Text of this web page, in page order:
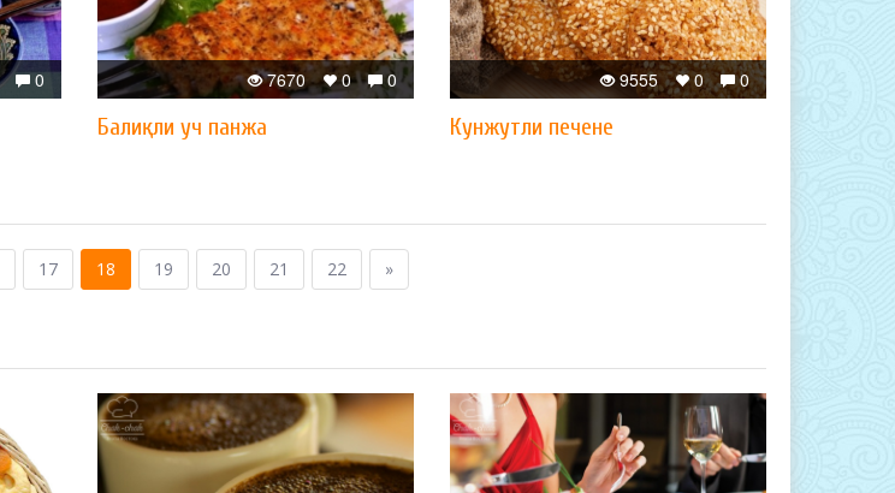
0 0
0
7670
Балиқли уч панжа
0
0
9555
Кунжутли печене
17 18 19 20 21 22 »